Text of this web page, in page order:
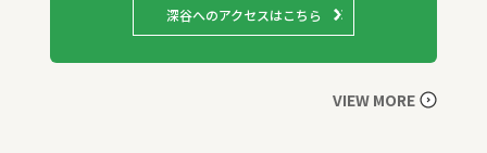
深谷へのアクセスはこちら
VIEW MORE